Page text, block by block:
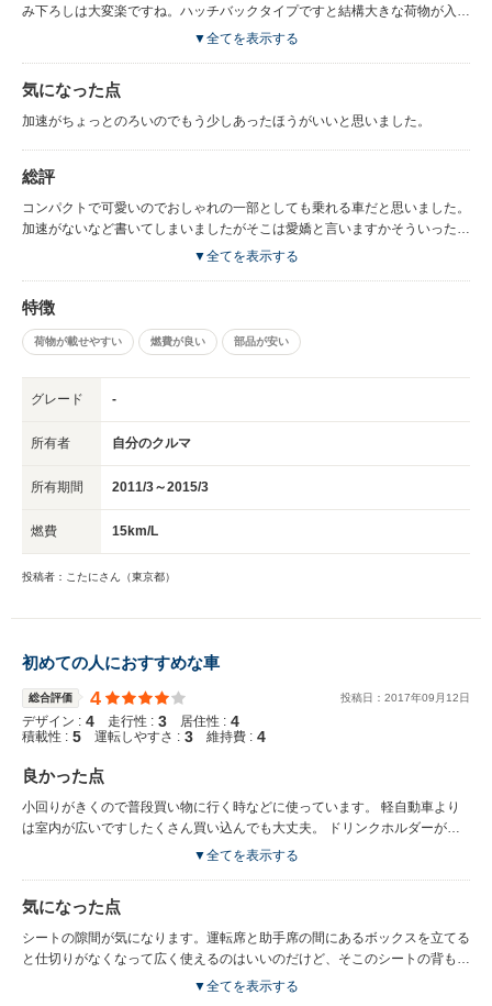
み下ろしは大変楽ですね。ハッチバックタイプですと結構大きな荷物が入る
ので見た目がコンパクトでも結構積めちゃうんで重宝いたしました。見た目
で身長の低い私でも洗車する際は楽でした。 視認性は特段窓が広いわけで
もありませんのでまぁ普通と言った感じです。 見難いといった感じはない
はしますのでなんとかぎりぎりという感じです。 登山道などはどうしても
べたふみでも加速していきません。 結構な斜面なので致し方ないのです
が。 それでも登らずに後退するようなことはないので良いのですが。 燃費
もやはり結構踏み込むのでいってリッター14キロといったところでした。
▼全てを表示する
気になった点
加速がちょっとのろいのでもう少しあったほうがいいと思いました。
総評
コンパクトで可愛いのでおしゃれの一部としても乗れる車だと思いました。
加速がないなど書いてしまいましたがそこは愛嬌と言いますかそういったこ
とも 可愛く見えてくるのがこの車の良いところです。
▼全てを表示する
特徴
荷物が載せやすい 燃費が良い 部品が安い
グレード -
所有者 自分のクルマ
所有期間 2011/3～2015/3
燃費 15km/L
投稿者：こたにさん（東京都）
初めての人におすすめな車
総合評価 4 投稿日： 2017年09 月 12日
デザイン : 4 走行性 : 3 居住性 : 4
積載性 : 5 運転しやすさ : 3 維持費 : 4
良かった点
小回りがきくので普段買い物に行く時などに使っています。 軽自動車より
は室内が広いですしたくさん買い込んでも大丈夫。 ドリンクホルダーがド
ア部分についているのも気に入っています。 燃費もいいしお値段もお手頃
▼全てを表示する
気になった点
シートの隙間が気になります。運転席と助手席の間にあるボックスを立てる
と仕切りがなくなって広く使えるのはいいのだけど、そこのシートの背もた
れと座る部分に隙間ができます。 携帯やライターなど滑りやすい物はそこ
▼全てを表示する